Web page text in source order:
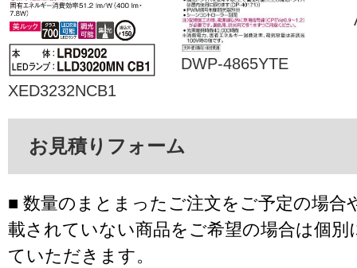
XED3232NCB1
DWP-4865YTE
お見積りフォーム
■ 数量のまとまったご注文をご予定の場合
載されていない商品をご希望の場合は個別
ていただきます。